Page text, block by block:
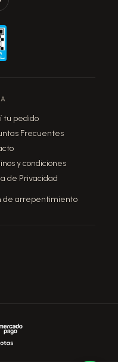
tu pedido
Frecuentes
y condiciones
de Privacidad
de arrepentimiento